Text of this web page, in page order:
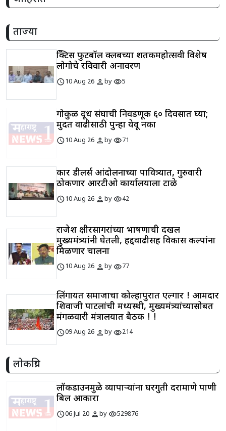
ताज्या
प्रॅक्टिस फुटबॉल क्लबच्या शतकमहोत्सवी विशेष
लोगोचे रविवारी अनावरण
schedule10 Aug 26 personbyvisibility5
गोकुळ दूध संघाची निवडणूक ६० दिवसात घ्या;
मुदत वाढीसाठी पुन्हा येवू नका
schedule10 Aug 26 personbyvisibility71
कार डीलर्स आंदोलनाच्या पावित्र्यात, गुरुवारी
ठोकणार आरटीओ कार्यालयाला टाळे
schedule10 Aug 26 personbyvisibility42
राजेश क्षीरसागरांच्या भाषणाची दखल
मुख्यमंत्र्यांनी घेतली, हद्दवाढीसह विकास प्रकल्पांना
मिळणार चालना
schedule10 Aug 26 personbyvisibility77
लिंगायत समाजाचा कोल्हापुरात एल्गार ! आमदार
शिवाजी पाटलांची मध्यस्थी, मुख्यमंत्र्यांच्यासोबत
मंगळवारी मंत्रालयात बैठक ! !
schedule09 Aug 26 personbyvisibility214
लोकप्रिय
लॉकडाउनमुळे व्यापाऱ्यांना घरगुती दराप्रमाणे पाणी
बिल आकारा
schedule06 Jul 20 personbyvisibility529876